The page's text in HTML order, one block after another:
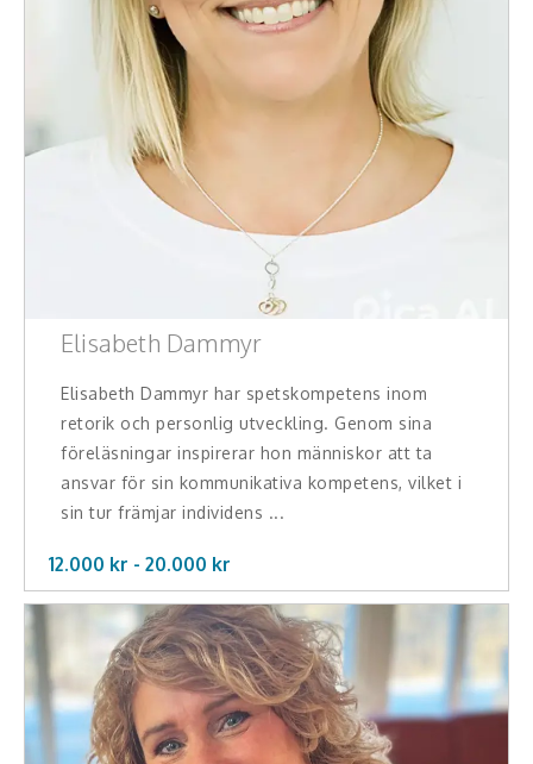
Elisabeth Dammyr
Elisabeth Dammyr har spetskompetens inom
retorik och personlig utveckling. Genom sina
föreläsningar inspirerar hon människor att ta
ansvar för sin kommunikativa kompetens, vilket i
sin tur främjar individens ...
12.000 kr - 20.000 kr